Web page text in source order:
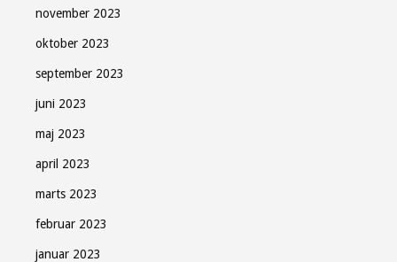
november 2023
oktober 2023
september 2023
juni 2023
maj 2023
april 2023
marts 2023
februar 2023
januar 2023